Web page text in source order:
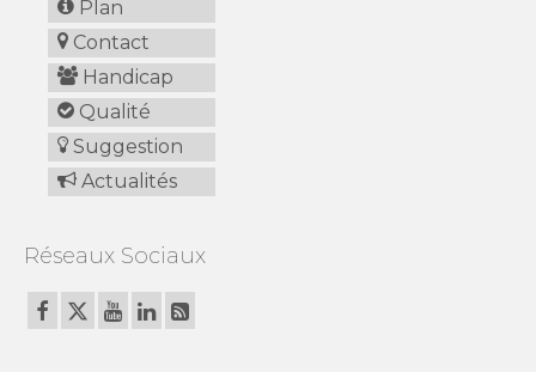
Plan
Contact
Handicap
Qualité
Suggestion
Actualités
Réseaux Sociaux